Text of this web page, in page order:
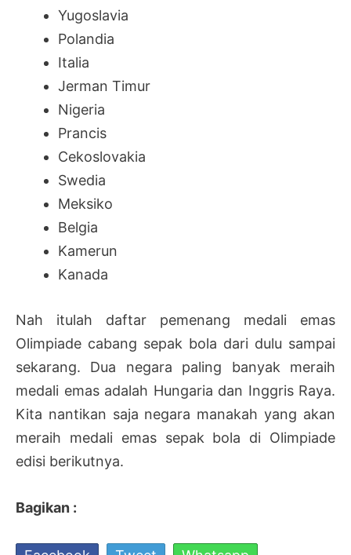
Yugoslavia
Polandia
Italia
Jerman Timur
Nigeria
Prancis
Cekoslovakia
Swedia
Meksiko
Belgia
Kamerun
Kanada
Nah itulah daftar pemenang medali emas
Olimpiade cabang sepak bola dari dulu sampai
sekarang. Dua negara paling banyak meraih
medali emas adalah Hungaria dan Inggris Raya.
Kita nantikan saja negara manakah yang akan
meraih medali emas sepak bola di Olimpiade
edisi berikutnya.
Bagikan :